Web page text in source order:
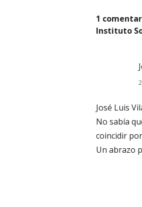
1
Instituto
José Luis
No sabía
coincidir
Un abrazo